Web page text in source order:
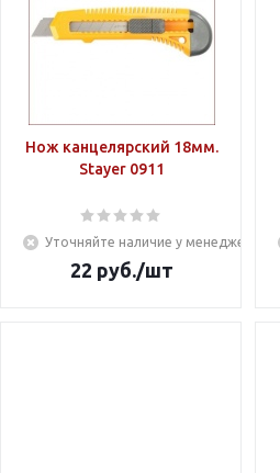
Нож канцелярский 18мм.
Stayer 0911
Уточняйте наличие у менеджера
22 руб./шт